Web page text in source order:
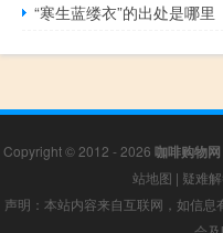
“寒生蓝缕衣”的出处是哪里
Copyright © 2012 - 2026 咖啡购物网
站地图 | 疑难
声明：本站内容来自互联网，如信